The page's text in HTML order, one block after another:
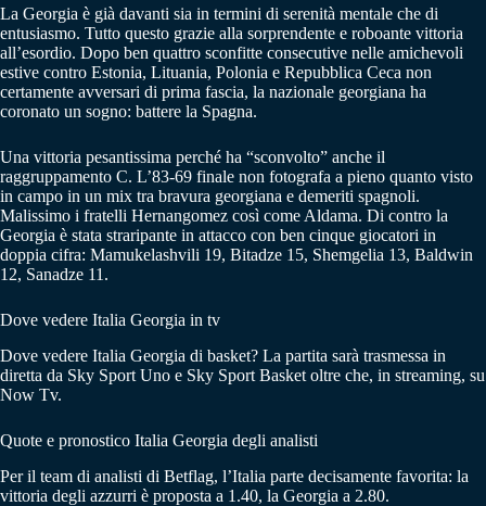
La Georgia è già davanti sia in termini di serenità mentale che di
entusiasmo. Tutto questo grazie alla sorprendente e roboante vittoria
all’esordio. Dopo ben quattro sconfitte consecutive nelle amichevoli
estive contro Estonia, Lituania, Polonia e Repubblica Ceca non
certamente avversari di prima fascia, la nazionale georgiana ha
coronato un sogno: battere la Spagna.
Una vittoria pesantissima perché ha “sconvolto” anche il
raggruppamento C. L’83-69 finale non fotografa a pieno quanto visto
in campo in un mix tra bravura georgiana e demeriti spagnoli.
Malissimo i fratelli Hernangomez così come Aldama. Di contro la
Georgia è stata straripante in attacco con ben cinque giocatori in
doppia cifra: Mamukelashvili 19, Bitadze 15, Shemgelia 13, Baldwin
12, Sanadze 11.
Dove vedere Italia Georgia in tv
Dove vedere Italia Georgia di basket? La partita sarà trasmessa in
diretta da Sky Sport Uno e Sky Sport Basket oltre che, in streaming, su
Now Tv.
Quote e pronostico Italia Georgia degli analisti
Per il team di analisti di Betflag, l’Italia parte decisamente favorita: la
vittoria degli azzurri è proposta a 1.40, la Georgia a 2.80.